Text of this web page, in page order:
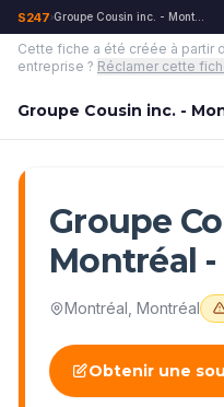
S247›Groupe Cousin inc. - Montréal -
Cette fiche a été créée à partir
entreprise ? Réclamer cette
Groupe Cousin inc. -
Groupe
Montréal
Montréal Montréal
Obtenir une